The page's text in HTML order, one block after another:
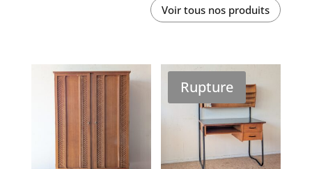
Voir tous nos produits
Rupture